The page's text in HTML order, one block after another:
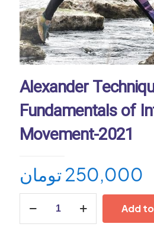
Alexander
Fundamentals of
Movement-2021
250,000تومان
Technique:
Add